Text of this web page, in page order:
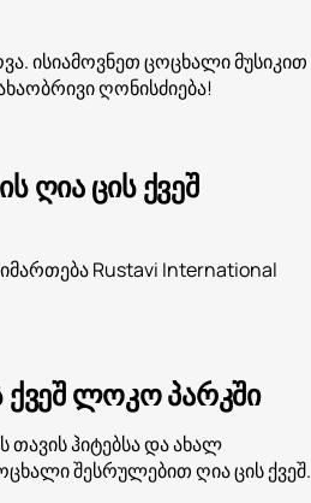
ისიამოვნეთ ცოცხალი მუსიკით
ღონისძიება!
ღია ცის ქვეშ
Rustavi International
ლოკო პარკში
ჰიტებსა და ახალ
შესრულებით ღია ცის ქვეშ.